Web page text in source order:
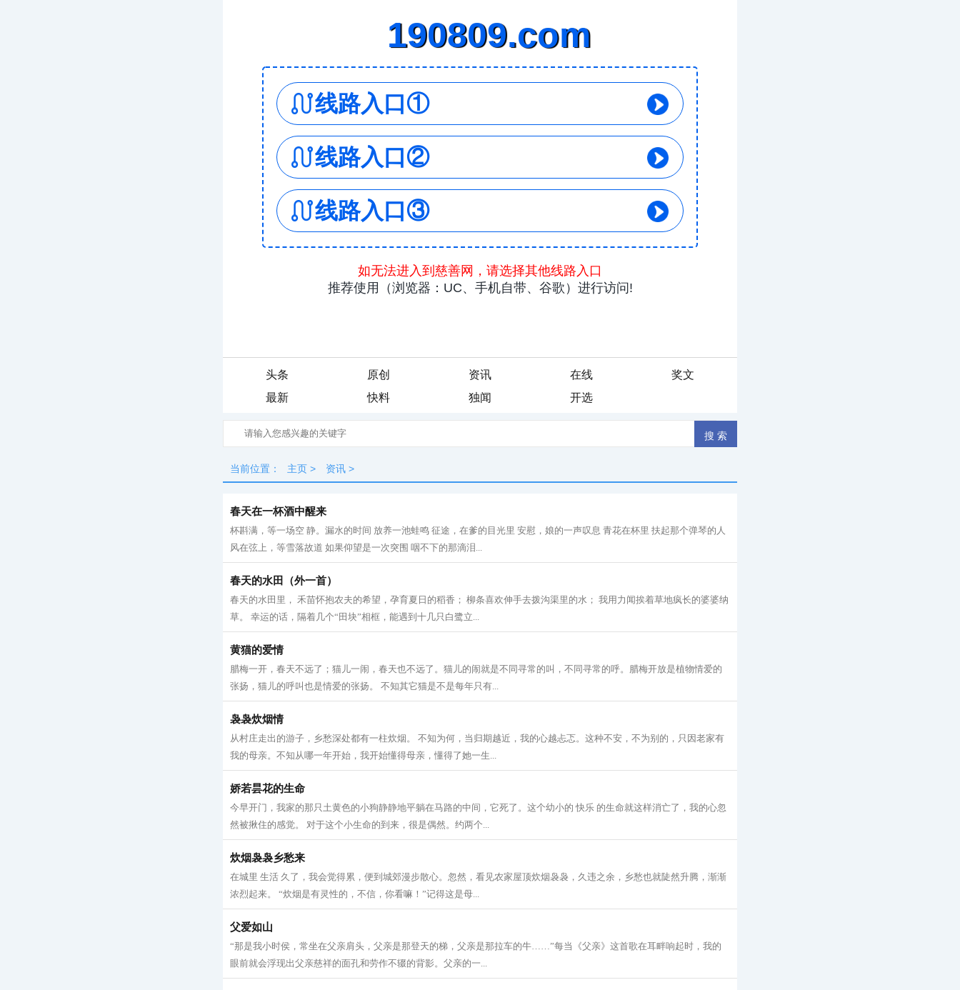
头条 原创 资讯 在线
奖文
最新
快料 独闻 开选
当前位置： 主页 > 资讯 >
春天在一杯酒中醒来
杯斟满，等一场空 静。漏水的时间 放养一池蛙鸣 征途，在爹的目光里 安慰，娘的一声叹息 青花在杯里 扶起那个弹琴的人
风在弦上，等雪落故道 如果仰望是一次突围 咽不下的那滴泪...
春天的水田（外一首）
春天的水田里， 禾苗怀抱农夫的希望，孕育夏日的稻香； 柳条喜欢伸手去拨沟渠里的水； 我用力闻挨着草地疯长的婆婆纳
草。 幸运的话，隔着几个“田块”相框，能遇到十几只白鹭立...
黄猫的爱情
腊梅一开，春天不远了；猫儿一闹，春天也不远了。猫儿的闹就是不同寻常的叫，不同寻常的呼。腊梅开放是植物情爱的
张扬，猫儿的呼叫也是情爱的张扬。 不知其它猫是不是每年只有...
袅袅炊烟情
从村庄走出的游子，乡愁深处都有一柱炊烟。 不知为何，当归期越近，我的心越忐忑。这种不安，不为别的，只因老家有
我的母亲。不知从哪一年开始，我开始懂得母亲，懂得了她一生...
娇若昙花的生命
今早开门，我家的那只土黄色的小狗静静地平躺在马路的中间，它死了。这个幼小的 快乐 的生命就这样消亡了，我的心忽
然被揪住的感觉。 对于这个小生命的到来，很是偶然。约两个...
炊烟袅袅乡愁来
在城里 生活 久了，我会觉得累，便到城郊漫步散心。忽然，看见农家屋顶炊烟袅袅，久违之余，乡愁也就陡然升腾，渐渐
浓烈起来。 “炊烟是有灵性的，不信，你看嘛！”记得这是母...
父爱如山
“那是我小时侯，常坐在父亲肩头，父亲是那登天的梯，父亲是那拉车的牛……”每当《父亲》这首歌在耳畔响起时，我的
眼前就会浮现出父亲慈祥的面孔和劳作不辍的背影。父亲的一...